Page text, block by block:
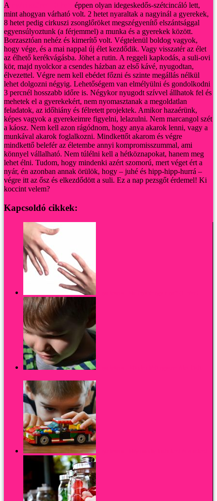
A
éppen olyan idegeskedős-szétcincáló lett,
mint ahogyan várható volt. 2 hetet nyaraltak a nagyinál a gyerekek,
8 hetet pedig cirkuszi zsonglőröket megszégyenítő elszántsággal
egyensúlyoztunk (a férjemmel) a munka és a gyerekek között.
Borzasztóan nehéz és kimerítő volt. Végtelenül boldog vagyok,
hogy vége, és a mai nappal új élet kezdődik. Vagy visszatér az élet
az élhető kerékvágásba. Jöhet a rutin. A reggeli kapkodás, a suli-ovi
kör, majd nyolckor a csendes házban az első kávé, nyugodtan,
élvezettel. Végre nem kell ebédet főzni és szinte megállás nélkül
lehet dolgozni négyig. Lehetőségem van elmélyülni és gondolkodni
3 percnél hosszabb időre is. Négykor nyugodt szívvel állhatok fel és
mehetek el a gyerekekért, nem nyomasztanak a megoldatlan
feladatok, az időhiány és félretett projektek. Amikor hazaérünk,
képes vagyok a gyerekeimre figyelni, lelazulni. Nem marcangol szét
a káosz. Nem kell azon rágódnom, hogy anya akarok lenni, vagy a
munkával akarok foglalkozni. Mindkettőt akarom és végre
mindkettő belefér az életembe annyi kompromisszummal, ami
könnyel vállalható. Nem túlélni kell a hétköznapokat, hanem meg
lehet élni. Tudom, hogy mindenki azért szomorú, mert véget ért a
nyár, én azonban annak örülök, hogy – juhé és hipp-hipp-hurrá –
végre itt az ősz és elkezdődött a suli. Ez a nap pezsgőt érdemel! Ki
koccint velem?
Kapcsoldó cikkek: